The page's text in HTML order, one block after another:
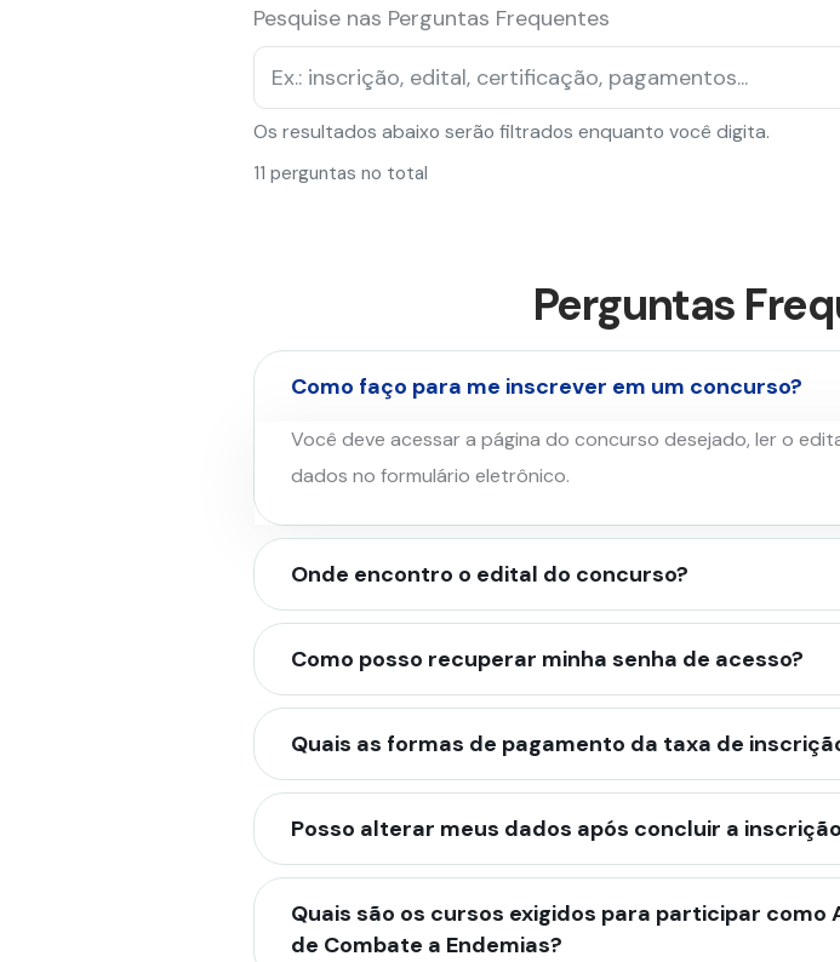
Pesquise nas Perguntas Frequentes
Os resultados abaixo serão filtrados enquanto você digita.
11 perguntas no total
Perguntas
Como faço para me inscrever em um concurso?
Você deve acessar a página do concurso desejado, ler o
dados no formulário eletrônico.
Onde encontro o edital do concurso?
Como posso recuperar minha senha de acesso?
Quais as formas de pagamento da taxa de
Posso alterar meus dados após concluir a
Quais são os cursos exigidos para participar
de Combate a Endemias?